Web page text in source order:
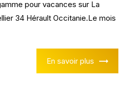
pour vacances sur La
34 Hérault Occitanie.Le mois
En savoir plus